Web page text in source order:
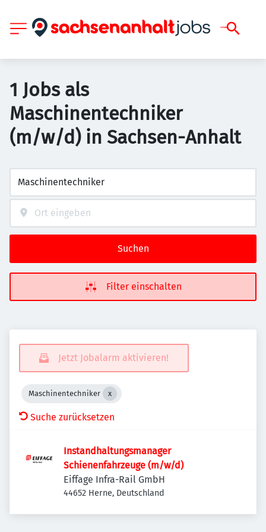
1 Jobs als
Maschinentechniker
(m/w/d) in Sachsen-Anhalt
Suchen
Filter einschalten
Jetzt Jobalarm aktivieren!
Maschinentechniker
Suche zurücksetzen
Instandhaltungsmanager
Schienenfahrzeuge (m/w/d)
Eiffage Infra-Rail GmbH
44652 Herne, Deutschland